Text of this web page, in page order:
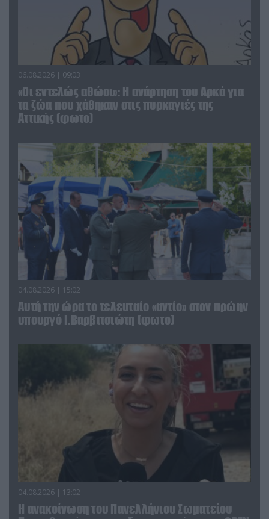
06.08.2026 | 09:03
«Οι εντελώς αθώοι»: Η ανάρτηση του Αρκά για
τα ζώα που χάθηκαν στις πυρκαγιές της
Αττικής (φωτο)
04.08.2026 | 15:02
Αυτή την ώρα το τελευταίο «αντίο» στον πρώην
υπουργό Ι.Βαρβιτσιώτη (φωτο)
04.08.2026 | 13:02
Η ανακοίνωση του Πανελλήνιου Σωματείου